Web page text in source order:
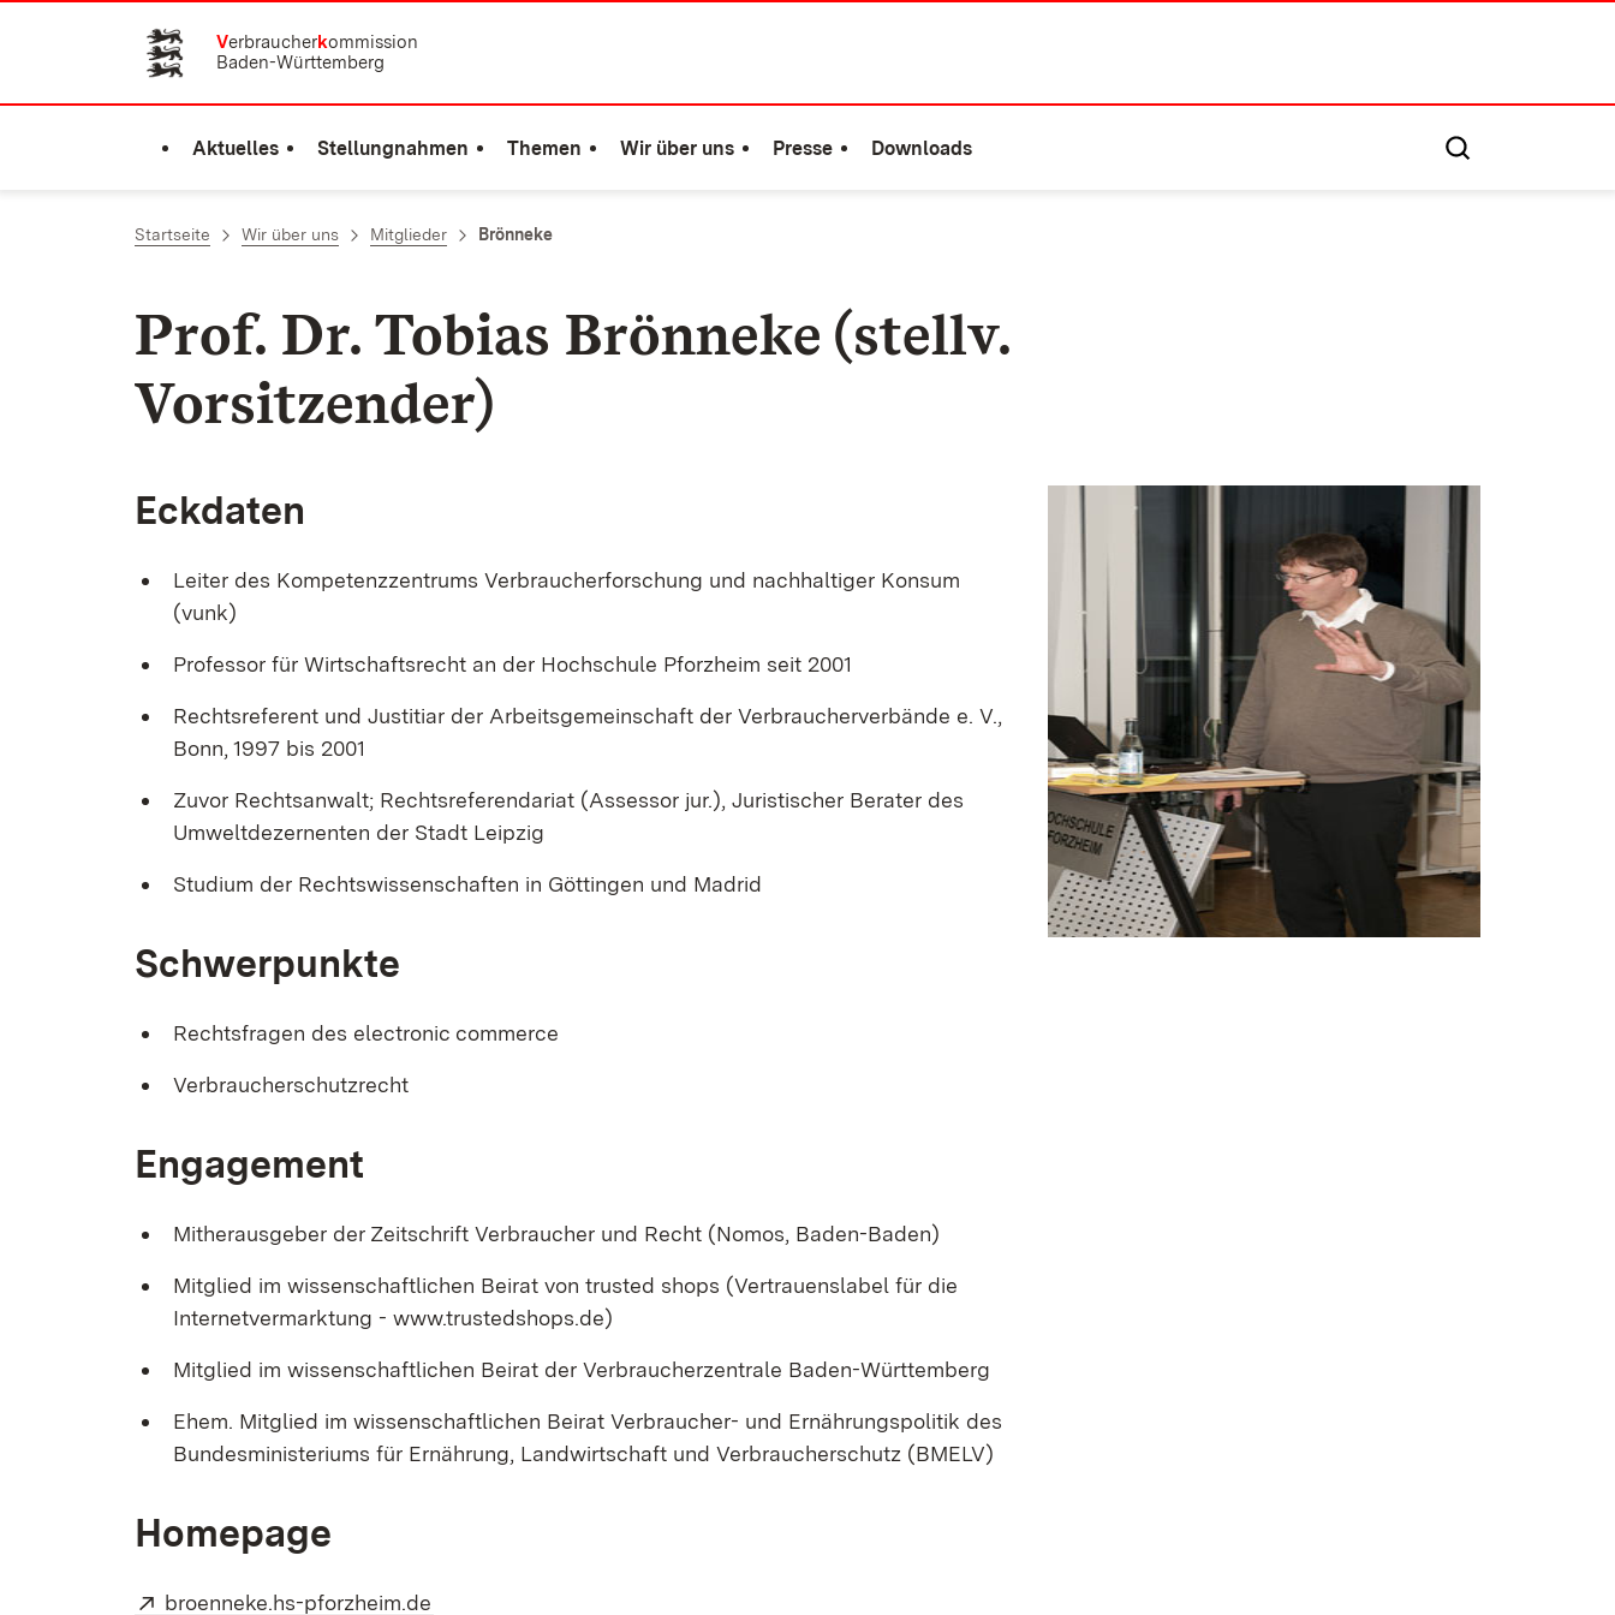
Zum Inhalt springen
Verbraucherkommission
Baden-Württemberg
Aktuelles Stellungnahmen Themen Wir über uns Presse Downloads
Startseite Wir über uns Mitglieder Brönneke
Prof. Dr. Tobias Brönneke (stellv.
Vorsitzender)
Eckdaten
Leiter des Kompetenzzentrums Verbraucherforschung und nachhaltiger Konsum
(vunk)
Professor für Wirtschaftsrecht an der Hochschule Pforzheim seit 2001
Rechtsreferent und Justitiar der Arbeitsgemeinschaft der Verbraucherverbände e. V.,
Bonn, 1997 bis 2001
Zuvor Rechtsanwalt; Rechtsreferendariat (Assessor jur.), Juristischer Berater des
Umweltdezernenten der Stadt Leipzig
Studium der Rechtswissenschaften in Göttingen und Madrid
Schwerpunkte
Rechtsfragen des electronic commerce
Verbraucherschutzrecht
Engagement
Mitherausgeber der Zeitschrift Verbraucher und Recht (Nomos, Baden-Baden)
Mitglied im wissenschaftlichen Beirat von trusted shops (Vertrauenslabel für die
Internetvermarktung - www.trustedshops.de)
Mitglied im wissenschaftlichen Beirat der Verbraucherzentrale Baden-Württemberg
Ehem. Mitglied im wissenschaftlichen Beirat Verbraucher- und Ernährungspolitik des
Bundesministeriums für Ernährung, Landwirtschaft und Verbraucherschutz (BMELV)
Homepage
Extern:
broenneke.hs-pforzheim.de